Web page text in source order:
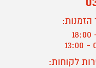
לקוחות: